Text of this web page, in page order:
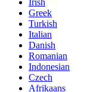
Greek
Turkish
Italian
Danish
Romanian
Indonesian
Czech
Afrikaans